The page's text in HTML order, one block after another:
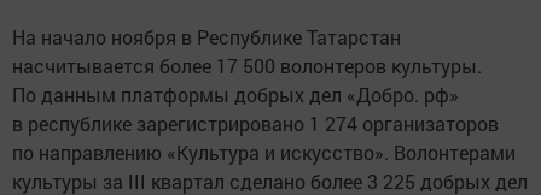
На начало ноября в Республике Татарстан
насчитывается более 17 500 волонтеров культуры.
По данным платформы добрых дел «Добро. рф»
в республике зарегистрировано 1 274 организаторов
по направлению «Культура и искусство». Волонтерами
культуры за III квартал сделано более 3 225 добрых дел